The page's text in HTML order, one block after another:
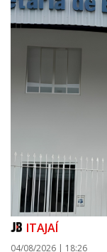
ITAJAÍ
04/08/2026 | 18:26